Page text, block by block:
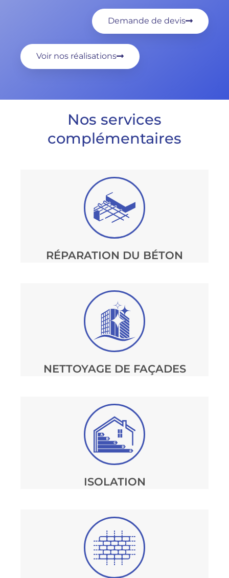
Demande de devis
Voir nos réalisations
Nos services
complémentaires
RÉPARATION DU BÉTON
NETTOYAGE DE FAÇADES
ISOLATION